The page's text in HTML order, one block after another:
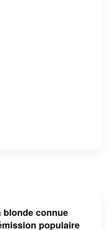
blonde connue
populaire